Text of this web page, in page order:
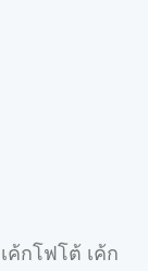
ค้กโฟโต้ เค้ก